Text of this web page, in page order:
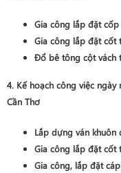
Gia công lắp đặt
Gia công lắp đặt cốt
Đổ bê tông cột vách
4. Kế hoạch công việc ngày
Cần Thơ
Lắp dựng ván khuôn
Gia công lắp đặt cốt
Gia công, lắp đặt